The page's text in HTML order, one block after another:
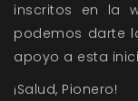
inscritos en la
podemos darte
apoyo a esta
¡Salud, Pionero!